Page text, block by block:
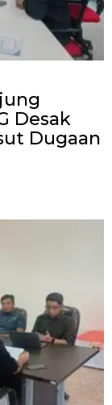
Desak
Dugaan